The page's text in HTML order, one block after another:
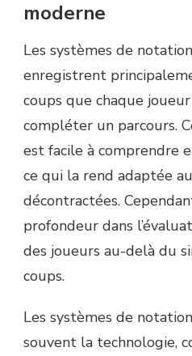
moderne
Les systèmes de
enregistrent
coups que chaque
compléter un parcours.
est facile à comprendre
ce qui la rend adaptée
décontractées.
profondeur dans
des joueurs au-delà du
coups.
Les systèmes de
souvent la technologie,